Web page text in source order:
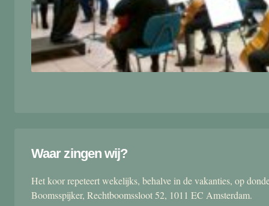
Waar zingen wij?
Het koor repeteert wekelijks, behalve in de vakanties, op
Boomsspijker, Rechtboomssloot 52, 1011 EC Amsterdam.